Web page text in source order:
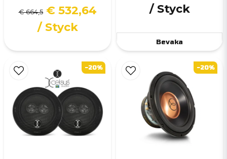
€ 664,5 € 532,64
/ Styck
/ Styck
Bevaka
-20% -20%